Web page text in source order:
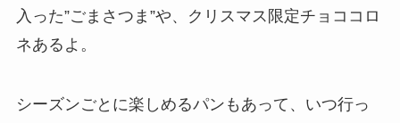
入った”ごまさつま”や、クリスマス限定チョココロ
ネあるよ。
シーズンごとに楽しめるパンもあって、いつ行っ